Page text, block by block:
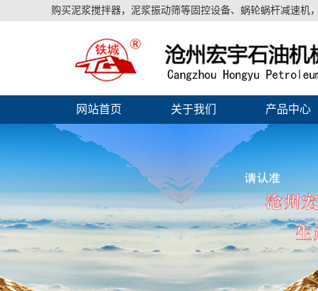
购买泥浆搅拌器，泥浆振动筛等固控设备、蜗轮蜗杆减速机
网站首页 关于我们 产品中心